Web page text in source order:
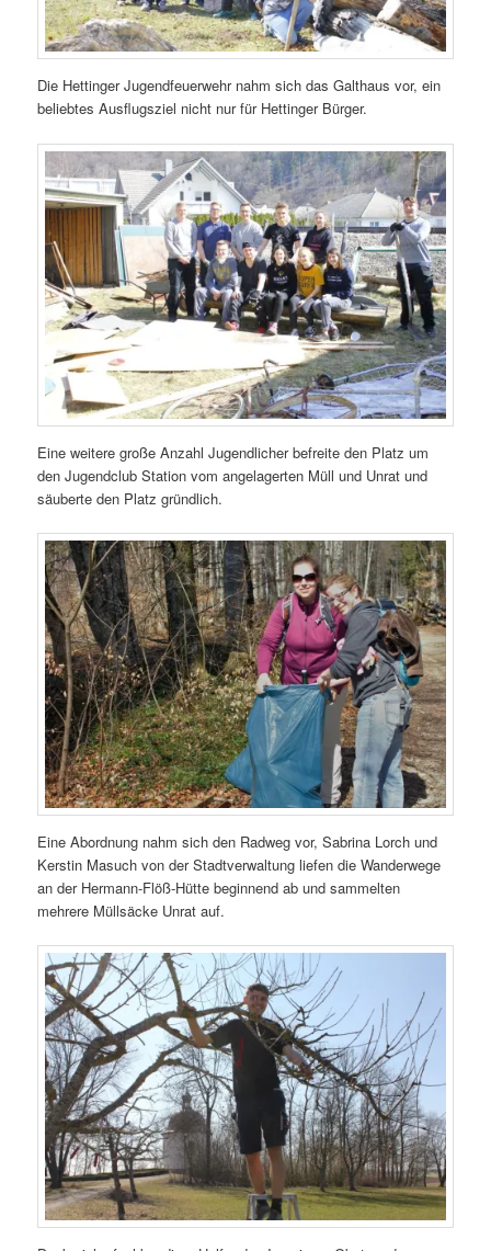
Die Hettinger Jugendfeuerwehr nahm sich das Galthaus vor, ein
beliebtes Ausflugsziel nicht nur für Hettinger Bürger.
Eine weitere große Anzahl Jugendlicher befreite den Platz um
den Jugendclub Station vom angelagerten Müll und Unrat und
säuberte den Platz gründlich.
Eine Abordnung nahm sich den Radweg vor, Sabrina Lorch und
Kerstin Masuch von der Stadtverwaltung liefen die Wanderwege
an der Hermann-Flöß-Hütte beginnend ab und sammelten
mehrere Müllsäcke Unrat auf.